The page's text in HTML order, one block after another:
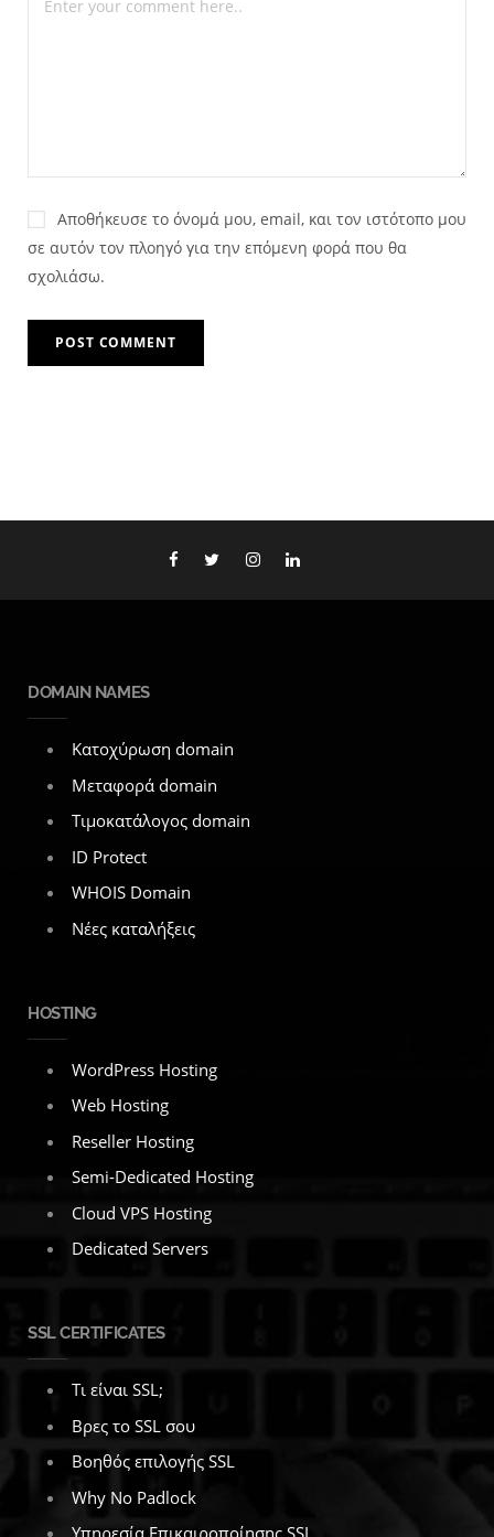
Αποθήκευσε το όνομά μου, email, και τον ιστότοπο μου
σε αυτόν τον πλοηγό για την επόμενη φορά που θα
σχολιάσω.
DOMAIN NAMES
Κατοχύρωση domain
Μεταφορά domain
Τιμοκατάλογος domain
ID Protect
WHOIS Domain
Νέες καταλήξεις
HOSTING
WordPress Hosting
Web Hosting
Reseller Hosting
Semi-Dedicated Hosting
Cloud VPS Hosting
Dedicated Servers
SSL CERTIFICATES
Τι είναι SSL;
Βρες το SSL σου
Βοηθός επιλογής SSL
Why No Padlock